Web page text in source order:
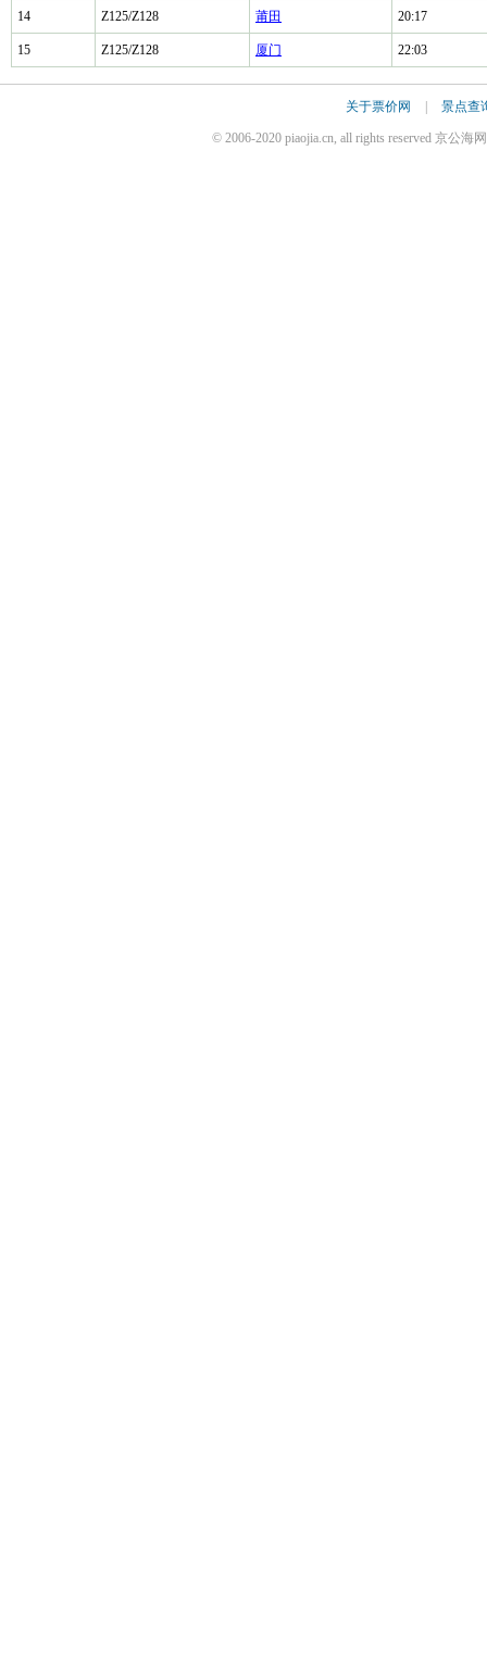
14 Z125/Z128 莆田 20:17
15 Z125/Z128 厦门 22:03
关于票价网 景点查
© 2006-2020 piaojia.cn, all rights reserved 京公海